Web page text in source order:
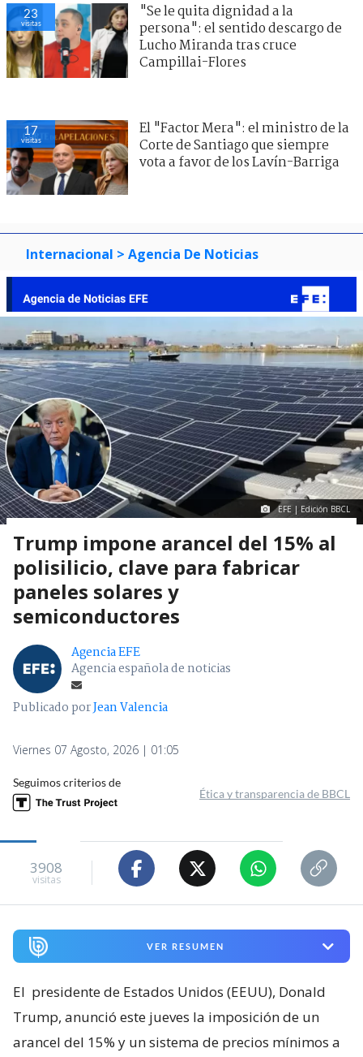
23
visitas
"Se le quita dignidad a la
persona": el sentido descargo de
Lucho Miranda tras cruce
Campillai-Flores
17
visitas
El "Factor Mera": el ministro de la
Corte de Santiago que siempre
vota a favor de los Lavín-Barriga
Internacional > Agencia De Noticias
EFE | Edición BBCL
Trump impone arancel del 15% al
polisilicio, clave para fabricar
paneles solares y
semiconductores
Agencia EFE
Agencia española de noticias
Publicado porJean Valencia
Viernes 07 Agosto, 2026 | 01:05
Seguimos criterios de
Ética y transparencia de BBCL
3908
visitas
VER RESUMEN
El presidente de Estados Unidos (EEUU), Donald
Trump, anunció este jueves la imposición de un
arancel del 15% y un sistema de precios mínimos a